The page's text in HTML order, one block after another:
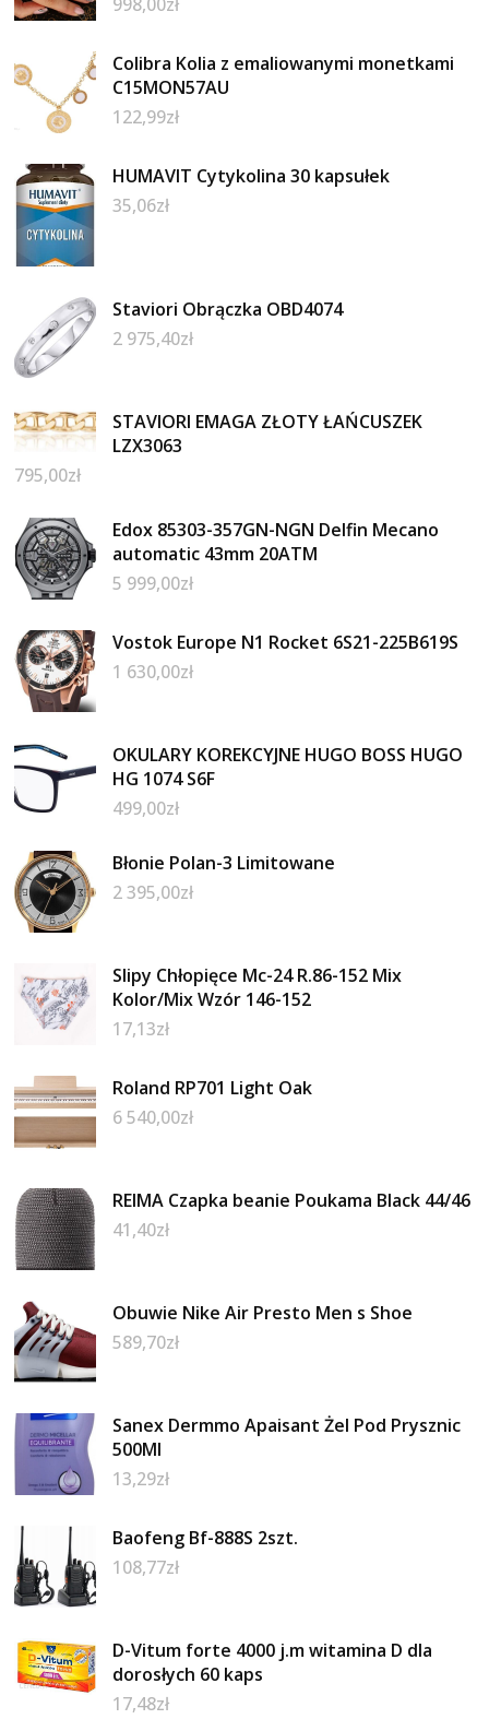
Colibra Kolia z emaliowanymi monetkami
C15MON57AU
122,99zł
HUMAVIT Cytykolina 30 kapsułek
35,06zł
Staviori Obrączka OBD4074
2 975,40zł
STAVIORI EMAGA ZŁOTY ŁAŃCUSZEK
LZX3063
795,00zł
Edox 85303-357GN-NGN Delfin Mecano
automatic 43mm 20ATM
5 999,00zł
Vostok Europe N1 Rocket 6S21-225B619S
1 630,00zł
OKULARY KOREKCYJNE HUGO BOSS HUGO
HG 1074 S6F
499,00zł
Błonie Polan-3 Limitowane
2 395,00zł
Slipy Chłopięce Mc-24 R.86-152 Mix
Kolor/Mix Wzór 146-152
17,13zł
Roland RP701 Light Oak
6 540,00zł
REIMA Czapka beanie Poukama Black 44/46
41,40zł
Obuwie Nike Air Presto Men s Shoe
589,70zł
Sanex Dermmo Apaisant Żel Pod Prysznic
500Ml
13,29zł
Baofeng Bf-888S 2szt.
108,77zł
D-Vitum forte 4000 j.m witamina D dla
dorosłych 60 kaps
17,48zł